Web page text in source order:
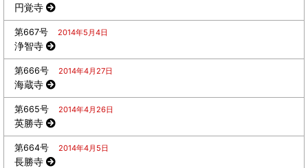
円覚寺
第667号 2014年5月4日
浄智寺
第666号 2014年4月27日
海蔵寺
第665号 2014年4月26日
英勝寺
第664号 2014年4月5日
長勝寺